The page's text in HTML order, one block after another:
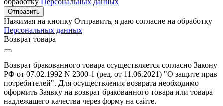
обработку Персональных данных
Отправить
Нажимая на кнопку Отправить, я даю согласие на обработку
Персональных данных
Возврат товара
Возврат бракованного товара осуществляется согласно Закону
РФ от 07.02.1992 N 2300-1 (ред. от 11.06.2021) "О защите прав
потребителей". Для осуществления возврата необходимо
оформить Заявку на возврат бракованного товара или товара
надлежащего качества через форму на сайте.